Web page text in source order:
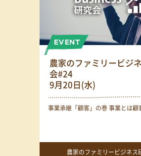
農家のファミリービジ
会#24
9月20日(水)
事業承継「顧客」の巻 事業とは顧
農家のファミリービジネス